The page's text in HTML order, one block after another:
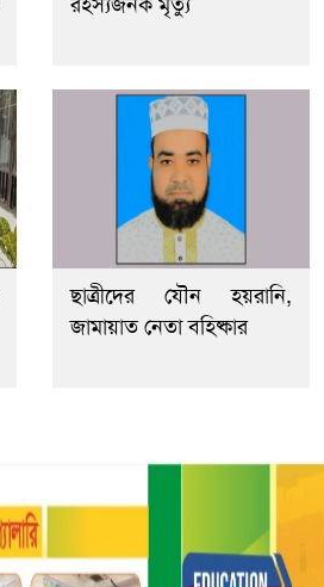
ছাত্রীদের যৌন হয়রানি,
জামায়াত নেতা বহিষ্কার